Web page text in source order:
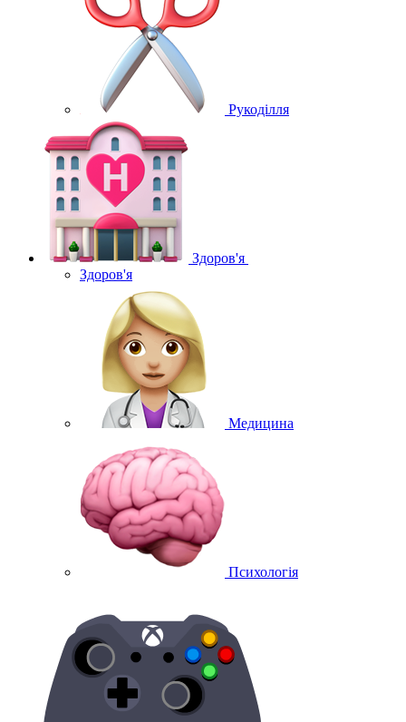
Рукоділля
Здоров'я
Здоров'я
Медицина
Психологія